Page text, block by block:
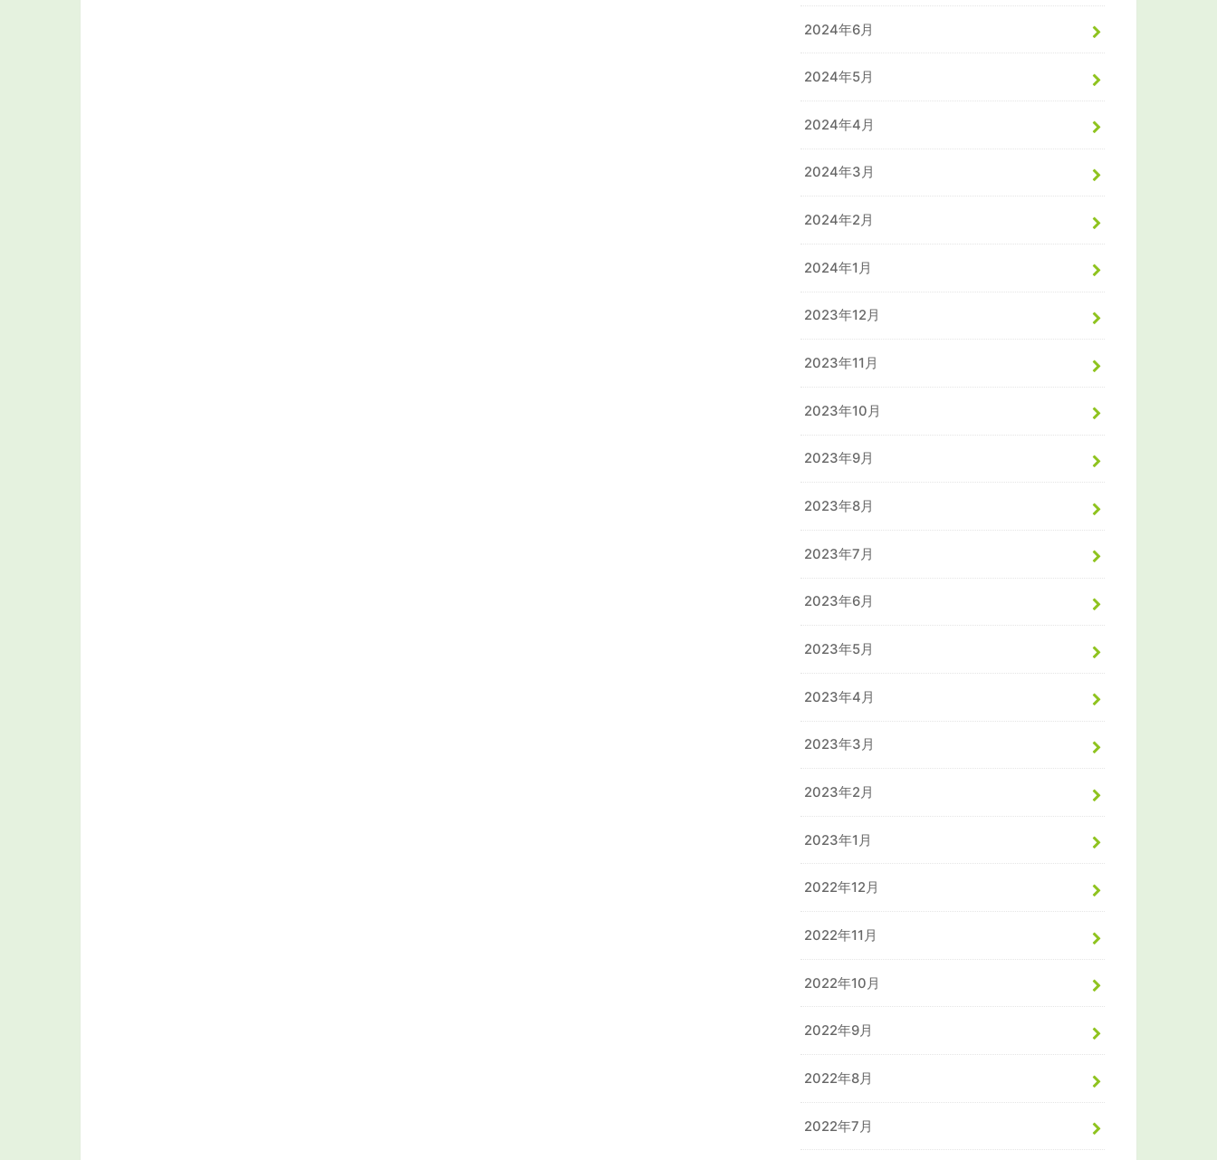
2024年6月
2024年5月
2024年4月
2024年3月
2024年2月
2024年1月
2023年12月
2023年11月
2023年10月
2023年9月
2023年8月
2023年7月
2023年6月
2023年5月
2023年4月
2023年3月
2023年2月
2023年1月
2022年12月
2022年11月
2022年10月
2022年9月
2022年8月
2022年7月